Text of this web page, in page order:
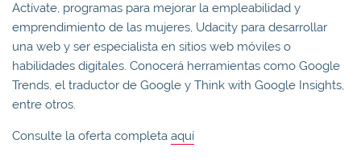
Actívate, programas para mejorar la empleabilidad y
emprendimiento de las mujeres, Udacity para desarrollar
una web y ser especialista en sitios web móviles o
habilidades digitales. Conocerá herramientas como Google
Trends, el traductor de Google y Think with Google Insights,
entre otros.
Consulte la oferta completa aquí